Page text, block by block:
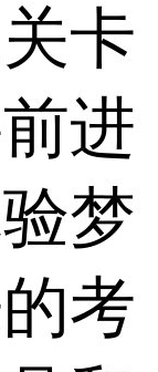
卡
进
梦
考